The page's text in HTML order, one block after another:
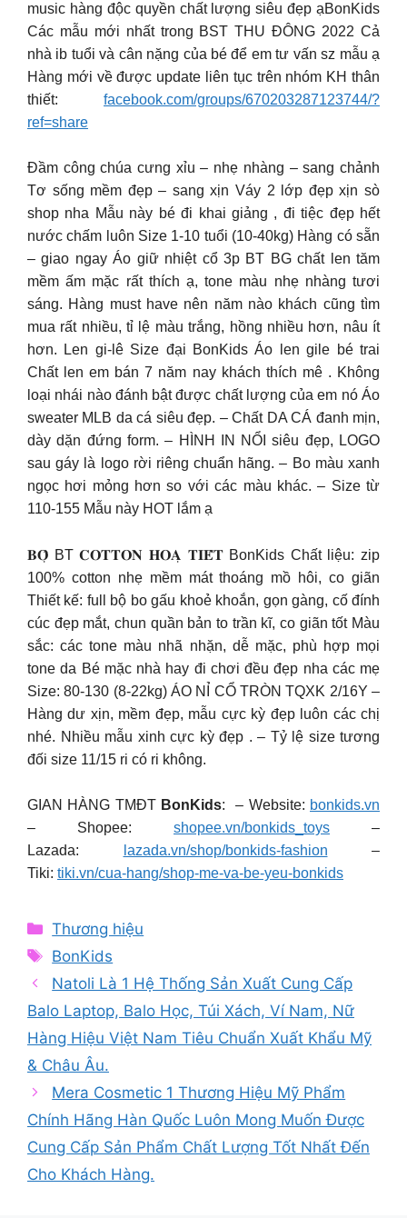
music hàng độc quyền chất lượng siêu đẹp ạBonKids
Các mẫu mới nhất trong BST THU ĐÔNG 2022 Cả
nhà ib tuổi và cân nặng của bé để em tư vấn sz mẫu ạ
Hàng mới về được update liên tục trên nhóm KH thân
thiết: facebook.com/groups/670203287123744/?
ref=share
Đầm công chúa cưng xỉu – nhẹ nhàng – sang chảnh
Tơ sống mềm đẹp – sang xịn Váy 2 lớp đẹp xịn sò
shop nha Mẫu này bé đi khai giảng , đi tiệc đẹp hết
nước chấm luôn Size 1-10 tuổi (10-40kg) Hàng có sẵn
– giao ngay Áo giữ nhiệt cổ 3p BT BG chất len tăm
mềm ấm mặc rất thích ạ, tone màu nhẹ nhàng tươi
sáng. Hàng must have nên năm nào khách cũng tìm
mua rất nhiều, tỉ lệ màu trắng, hồng nhiều hơn, nâu ít
hơn. Len gi-lê Size đại BonKids Áo len gile bé trai
Chất len em bán 7 năm nay khách thích mê . Không
loại nhái nào đánh bật được chất lượng của em nó Áo
sweater MLB da cá siêu đẹp. – Chất DA CÁ đanh mịn,
dày dặn đứng form. – HÌNH IN NỔI siêu đẹp, LOGO
sau gáy là logo rời riêng chuẩn hãng. – Bo màu xanh
ngọc hơi mỏng hơn so với các màu khác. – Size từ
110-155 Mẫu này HOT lắm ạ
𝐁𝐎̣̂ BT 𝐂𝐎𝐓𝐓𝐎𝐍 𝐇𝐎𝐀̣ 𝐓𝐈𝐄̂́𝐓 BonKids Chất liệu: zip
100% cotton nhẹ mềm mát thoáng mồ hôi, co giãn
Thiết kế: full bộ bo gấu khoẻ khoắn, gọn gàng, cố đính
cúc đẹp mắt, chun quần bản to trần kĩ, co giãn tốt Màu
sắc: các tone màu nhã nhặn, dễ mặc, phù hợp mọi
tone da Bé mặc nhà hay đi chơi đều đẹp nha các mẹ
Size: 80-130 (8-22kg) ÁO NỈ CỔ TRÒN TQXK 2/16Y –
Hàng dư xịn, mềm đẹp, mẫu cực kỳ đẹp luôn các chị
nhé. Nhiều mẫu xinh cực kỳ đẹp . – Tỷ lệ size tương
đối size 11/15 ri có ri không.
GIAN HÀNG TMĐT BonKids: – Website: bonkids.vn
– Shopee: shopee.vn/bonkids_toys –
Lazada:
lazada.vn/shop/bonkids-fashion –
Tiki: tiki.vn/cua-hang/shop-me-va-be-yeu-bonkids
Categories
Thương hiệu
Tags
BonKids
Natoli Là 1 Hệ Thống Sản Xuất Cung Cấp
Balo Laptop, Balo Học, Túi Xách, Ví Nam, Nữ
Hàng Hiệu Việt Nam Tiêu Chuẩn Xuất Khẩu Mỹ
& Châu Âu.
Mera Cosmetic 1 Thương Hiệu Mỹ Phẩm
Chính Hãng Hàn Quốc Luôn Mong Muốn Được
Cung Cấp Sản Phẩm Chất Lượng Tốt Nhất Đến
Cho Khách Hàng.